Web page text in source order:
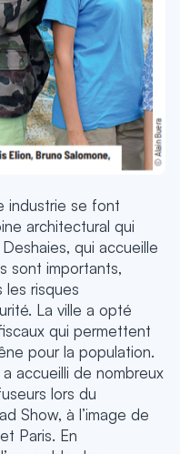
industrie se font
architectural qui
qui accueille
sont importants,
les risques
La ville a opté
qui permettent
pour la population.
accueilli de nombreux
lors du
Show, à l’image de
Paris. En